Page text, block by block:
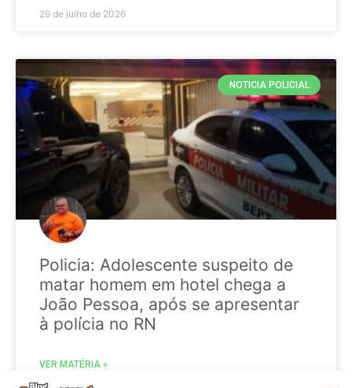
29 de julho de 2026
NOTICIA POLICIAL
Policia: Adolescente suspeito de
matar homem em hotel chega a
João Pessoa, após se apresentar
à polícia no RN
VER MATÉRIA »